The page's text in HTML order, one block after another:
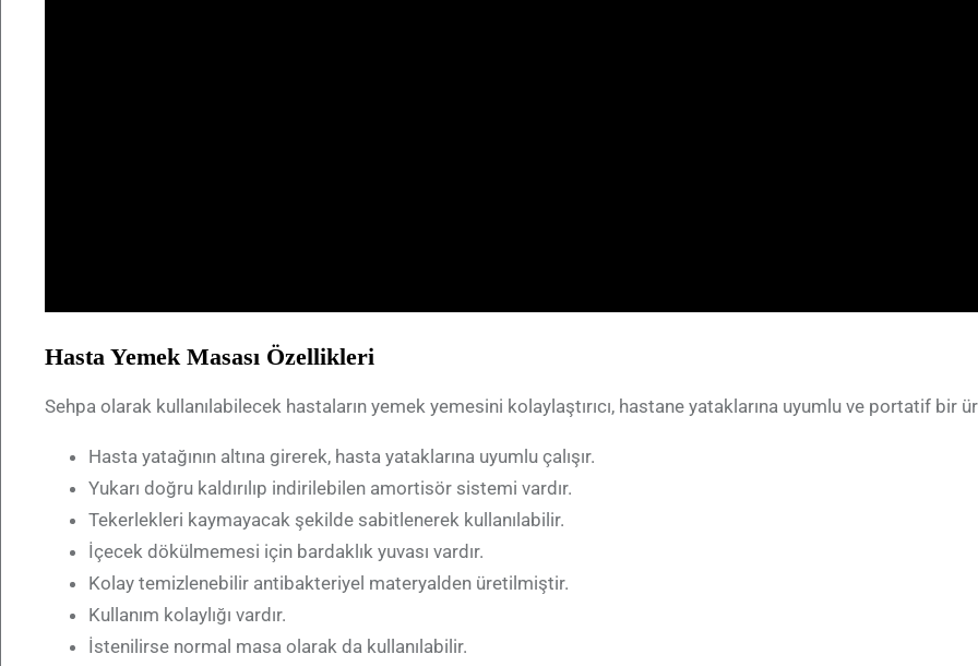
Hasta Yemek Masası Özellikleri
Sehpa olarak kullanılabilecek hastaların yemek yemesini kolaylaştırıcı, hastane yataklarına uyumlu ve portatif bir
Hasta yatağının altına girerek, hasta yataklarına uyumlu çalışır.
Yukarı doğru kaldırılıp indirilebilen amortisör sistemi vardır.
Tekerlekleri kaymayacak şekilde sabitlenerek kullanılabilir.
İçecek dökülmemesi için bardaklık yuvası vardır.
Kolay temizlenebilir antibakteriyel materyalden üretilmiştir.
Kullanım kolaylığı vardır.
İstenilirse normal masa olarak da kullanılabilir.